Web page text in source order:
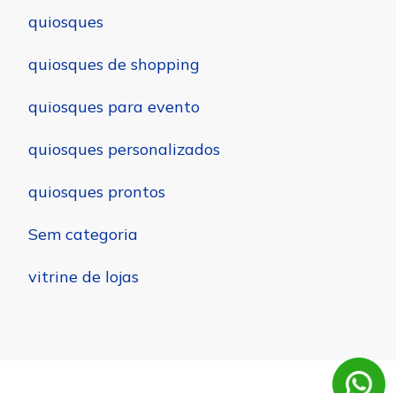
quiosques
quiosques de shopping
quiosques para evento
quiosques personalizados
quiosques prontos
Sem categoria
vitrine de lojas